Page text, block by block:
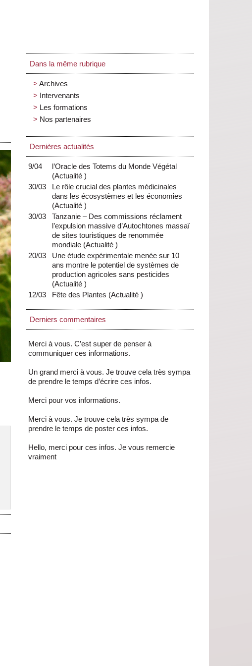
Dans la même rubrique
Archives
Intervenants
Les formations
Nos partenaires
Dernières actualités
9/04
l’Oracle des Totems du Monde Végétal
(Actualité)
30/03
Le rôle crucial des plantes médicinales
dans les écosystèmes et les économies
(Actualité)
30/03
Tanzanie – Des commissions réclament
l’expulsion massive d’Autochtones massaï
de sites touristiques de renommée
mondiale (Actualité)
20/03
Une étude expérimentale menée sur 10
ans montre le potentiel de systèmes de
production agricoles sans pesticides
(Actualité)
12/03
Fête des Plantes (Actualité)
Derniers commentaires
Merci à vous. C’est super de penser à
communiquer ces informations.
Un grand merci à vous. Je trouve cela très sympa
de prendre le temps d’écrire ces infos.
Merci pour vos informations.
Merci à vous. Je trouve cela très sympa de
prendre le temps de poster ces infos.
Hello, merci pour ces infos. Je vous remercie
vraiment